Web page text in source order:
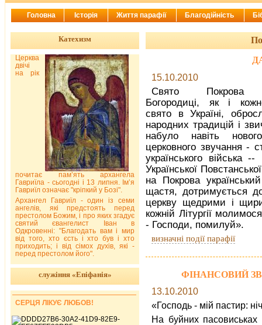
15.10.2010
Свято Покрова
Богородиці, як і
свято в Україні,
народних традицій і
набуло навіть
церковного звучання -
українського війська --
Української
на Покрова
щастя, дотримується
церкву щедрими і
кожній Літургії
- Господи, помилуй».
визначні події парафії
ФІНАНСОВИЙ
13.10.2010
«Господь - мій пастир:
На буйних
Катехизм
Церква
двічі
на рік
почитає пам’ять архангела
Гавриїла - сьогодні і 13 липня. Ім’я
Гавриїл означає "кріпкий у Бозі".
Архангел Гавриїл - один із семи
ангелів, які предстоять перед
престолом Божим, і про яких згадує
святий євангелист Іван в
Одкровенні: "Благодать вам і мир
від того, хто єсть і хто був і хто
приходить; і від сімох духів, які -
перед престолом його".
служіння «Епіфанія»
СЕРЦЯ ЛІКУЄ ЛЮБОВ!
Головна Історія Життя парафії Благодійність